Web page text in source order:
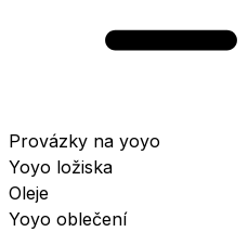
Provázky na yoyo
Yoyo ložiska
Oleje
Yoyo oblečení